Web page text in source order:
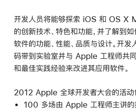
开发人员将能够探索 iOS 和 OS
的创新技术、特色和功能，并了解到
软件的功能、性能、品质与设计。开
码带到实验室并与 Apple 工程师共
和最佳实践经验来改进其应用软件。
2012 Apple 全球开发者大会的活动
100 多场由 Apple 工程师主讲的